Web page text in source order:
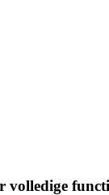
volledige